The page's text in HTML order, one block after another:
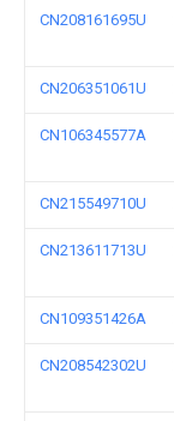
CN208161695U
CN206351061U
CN106345577A
CN215549710U
CN213611713U
CN109351426A
CN208542302U